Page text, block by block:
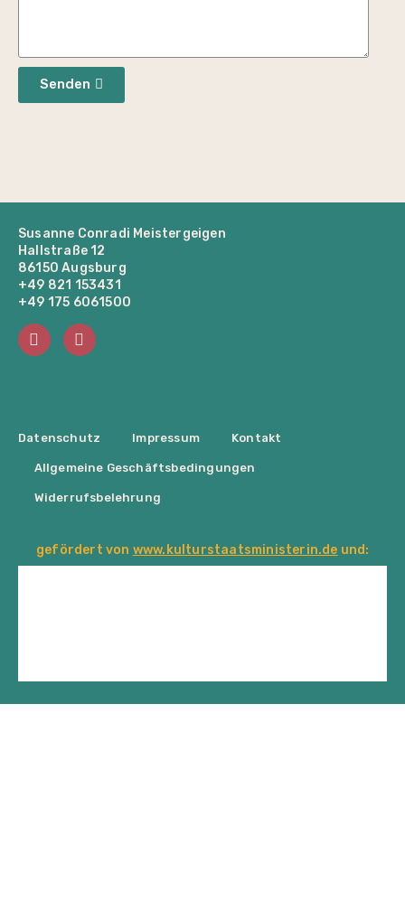
Senden
Susanne Conradi Meistergeigen
Hallstraße 12
86150 Augsburg
+49 821 153431
+49 175 6061500
Datenschutz Impressum Kontakt
Allgemeine Geschäftsbedingungen
Widerrufsbelehrung
gefördert von www.kulturstaatsministerin.de und: